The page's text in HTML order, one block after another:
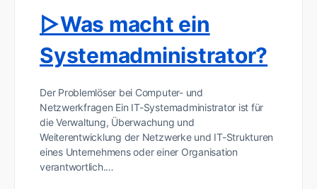
▷Was macht ein
Systemadministrator?
Der Problemlöser bei Computer- und
Netzwerkfragen Ein IT-Systemadministrator ist für
die Verwaltung, Überwachung und
Weiterentwicklung der Netzwerke und IT-Strukturen
eines Unternehmens oder einer Organisation
verantwortlich.…